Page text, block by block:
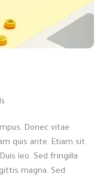
Donec vitae
quis ante. Etiam sit
leo. Sed fringilla
magna. Sed